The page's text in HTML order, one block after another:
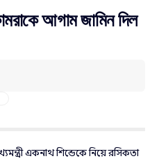
আগাম জামিন দিল
একনাথ শিন্ডেকে নিয়ে রসিকতা